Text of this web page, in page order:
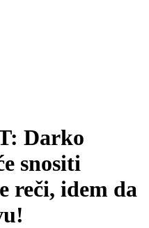
Darko
snositi
reči, idem da